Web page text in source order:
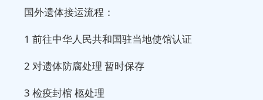
国外遗体接运流程：
1 前往中华人民共和国驻当地使馆认证
2 对遗体防腐处理 暂时保存
3 检疫封棺 柩处理